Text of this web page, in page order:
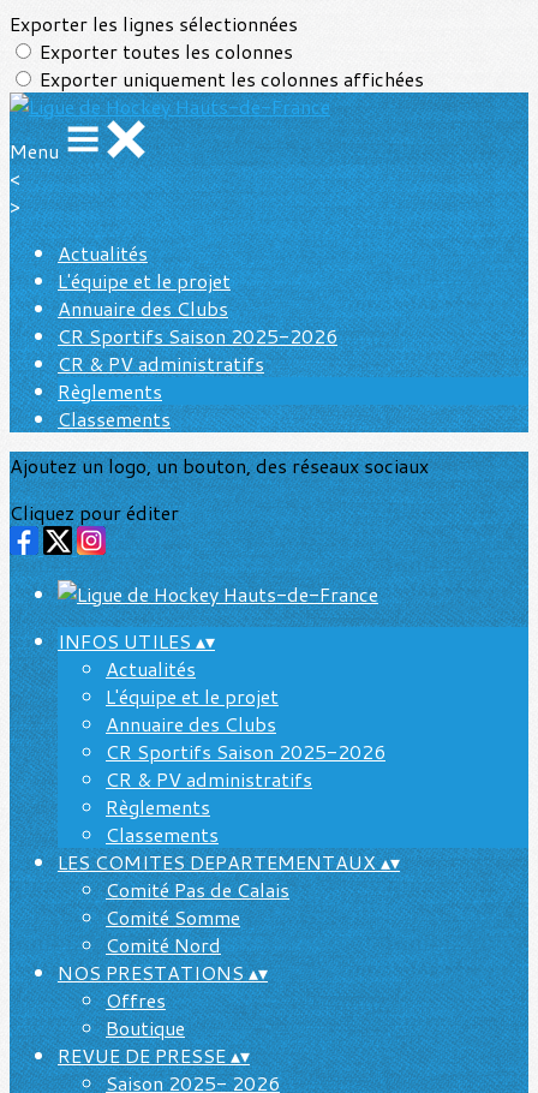
Exporter les lignes sélectionnées
Exporter toutes les colonnes
Exporter uniquement les colonnes affichées
Menu
<
>
Actualités
L'équipe et le projet
Annuaire des Clubs
CR Sportifs Saison 2025-2026
CR & PV administratifs
Règlements
Classements
Ajoutez un logo, un bouton, des réseaux sociaux
Cliquez pour éditer
INFOS UTILES ▴▾
Actualités
L'équipe et le projet
Annuaire des Clubs
CR Sportifs Saison 2025-2026
CR & PV administratifs
Règlements
Classements
LES COMITES DEPARTEMENTAUX▴▾
Comité Pas de Calais
Comité Somme
Comité Nord
NOS PRESTATIONS▴▾
Offres
Boutique
REVUE DE PRESSE▴▾
Saison 2025- 2026